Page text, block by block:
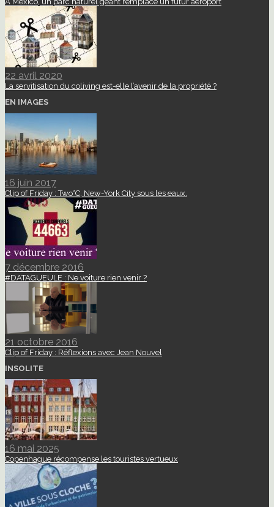
22 avril 2020
La servitisation du coliving est-elle l’avenir de la propriété ?
EN IMAGES
16 juin 2017
Clip of Friday : Two°C, New-York City sous les eaux.
7 décembre 2016
#DATAGUEULE : Ne voiture rien venir ?
21 octobre 2016
Clip of Friday : Réflexions avec Jean Nouvel
INSOLITE
16 mai 2025
Copenhague récompense les touristes vertueux